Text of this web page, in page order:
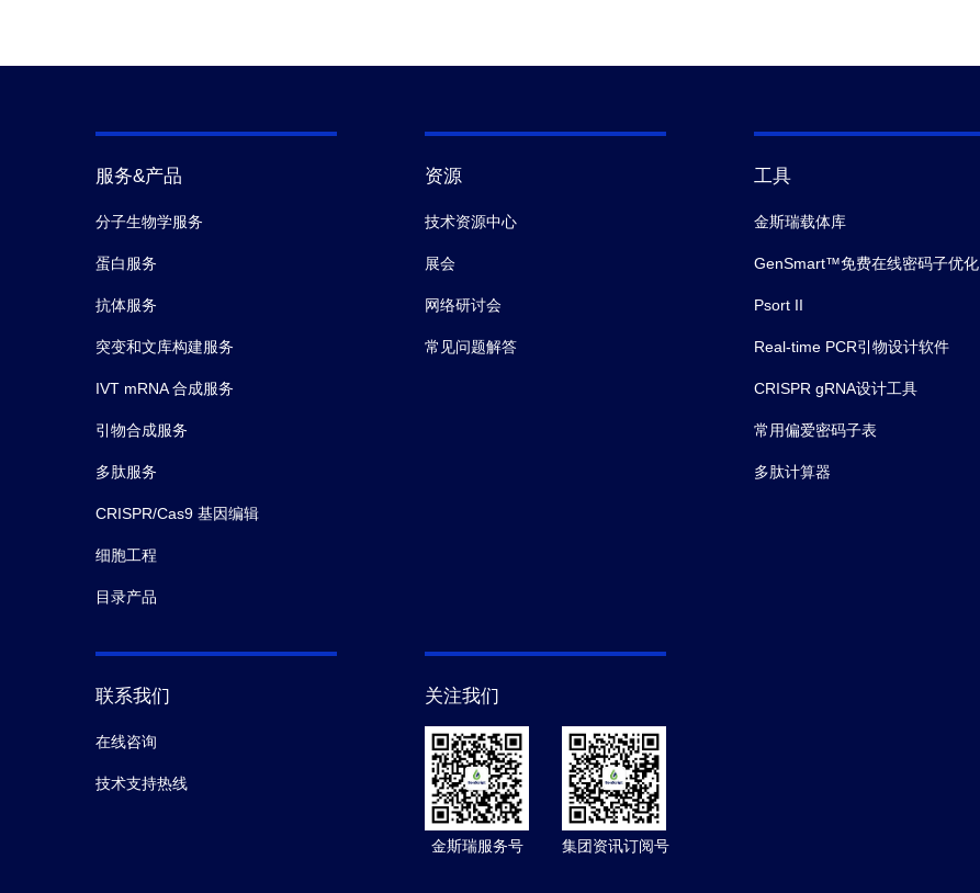
服务&产品
分子生物学服务
蛋白服务
抗体服务
突变和文库构建服务
IVT mRNA 合成服务
引物合成服务
多肽服务
CRISPR/Cas9 基因编辑
细胞工程
目录产品
资源
技术资源中心
展会
网络研讨会
常见问题解答
工具
金斯瑞载体库
GenSmart™免费在线密码子优化
Psort II
Real-time PCR引物设计软件
CRISPR gRNA设计工具
常用偏爱密码子表
多肽计算器
联系我们
在线咨询
技术支持热线
关注我们
金斯瑞服务号 集团资讯订阅号